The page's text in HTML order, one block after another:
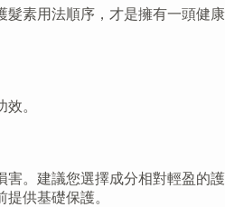
髮素用法順序，才是擁有一頭健康
。
害。建議您選擇成分相對輕盈的護
供基礎保護。